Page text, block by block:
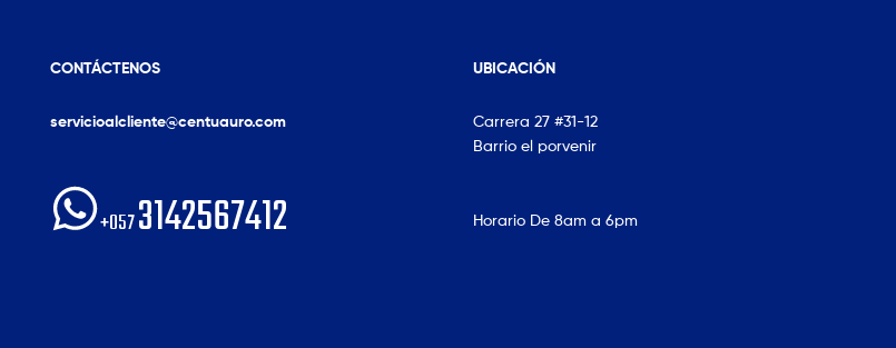
CONTÁCTENOS
servicioalcliente@centuauro.com
+0573142567412
UBICACIÓN
Carrera 27 #31-12
Barrio el porvenir
Horario De 8am a 6pm